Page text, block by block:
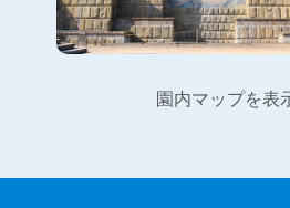
園内マップを表